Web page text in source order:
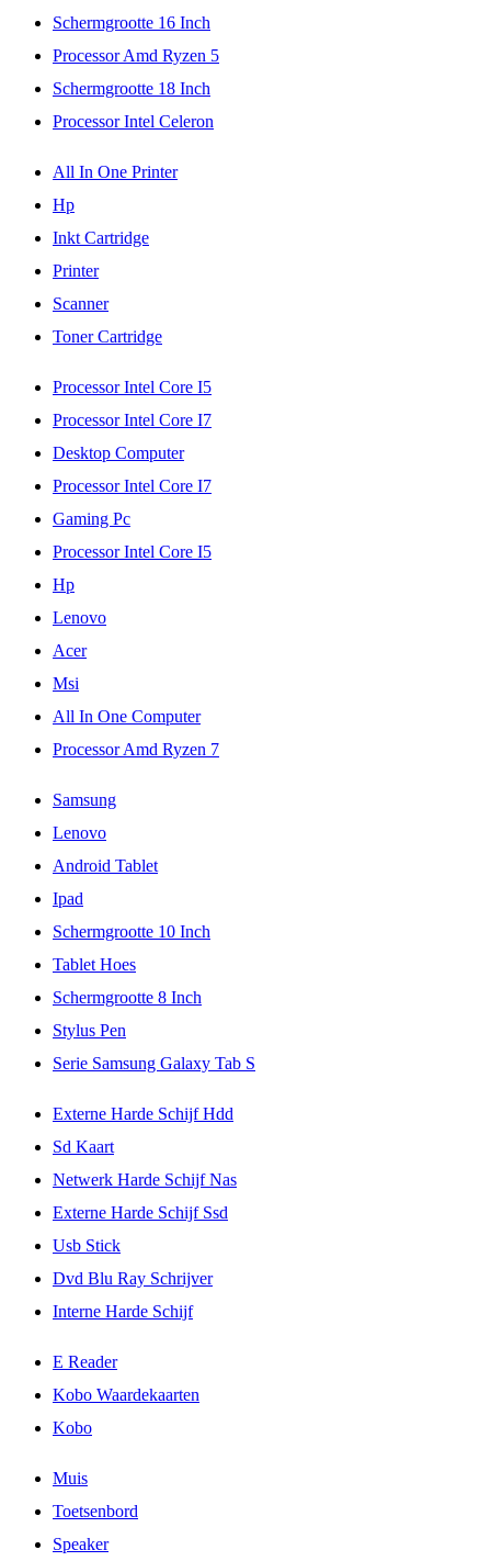
Schermgrootte 16 Inch
Processor Amd Ryzen 5
Schermgrootte 18 Inch
Processor Intel Celeron
All In One Printer
Hp
Inkt Cartridge
Printer
Scanner
Toner Cartridge
Processor Intel Core I5
Processor Intel Core I7
Desktop Computer
Processor Intel Core I7
Gaming Pc
Processor Intel Core I5
Hp
Lenovo
Acer
Msi
All In One Computer
Processor Amd Ryzen 7
Samsung
Lenovo
Android Tablet
Ipad
Schermgrootte 10 Inch
Tablet Hoes
Schermgrootte 8 Inch
Stylus Pen
Serie Samsung Galaxy Tab S
Externe Harde Schijf Hdd
Sd Kaart
Netwerk Harde Schijf Nas
Externe Harde Schijf Ssd
Usb Stick
Dvd Blu Ray Schrijver
Interne Harde Schijf
E Reader
Kobo Waardekaarten
Kobo
Muis
Toetsenbord
Speaker